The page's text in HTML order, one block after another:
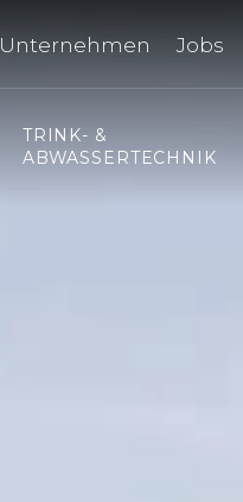
Unternehmen Jobs
TRINK- &
ABWASSERTECHNIK